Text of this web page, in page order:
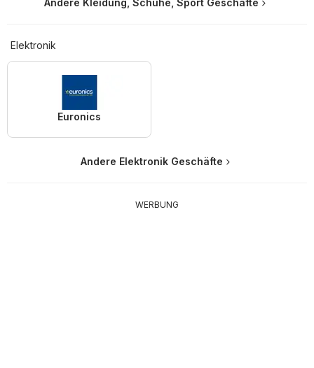
Andere Kleidung, Schuhe, Sport Geschäfte
Elektronik
Euronics
Andere Elektronik Geschäfte
WERBUNG